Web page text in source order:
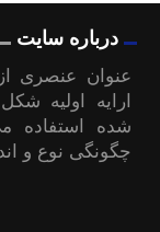
درباره سایت
عنوان عنصری
ارایه اولیه
شده استفاده
چگونگی نوع و